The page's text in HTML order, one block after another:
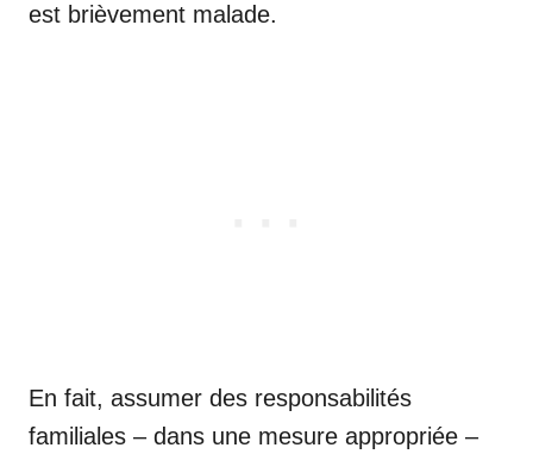
est brièvement malade.
En fait, assumer des responsabilités
familiales – dans une mesure appropriée –